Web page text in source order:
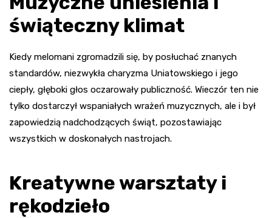
świąteczny klimat
Kiedy melomani zgromadzili się, by posłuchać znanych
standardów, niezwykła charyzma Uniatowskiego i jego
ciepły, głęboki głos oczarowały publiczność. Wieczór ten nie
tylko dostarczył wspaniałych wrażeń muzycznych, ale i był
zapowiedzią nadchodzących świąt, pozostawiając
wszystkich w doskonałych nastrojach.
Kreatywne warsztaty i
rękodzieło